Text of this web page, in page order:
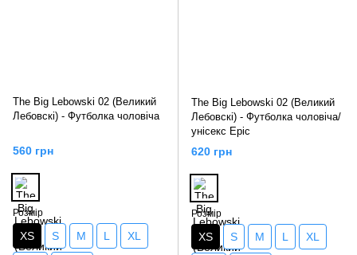
The Big Lebowski 02 (Великий
Лебовскі) - Футболка чоловіча
560 грн
Розмір
XS S M L XL
The Big Lebowski 02 (Великий
Лебовскі) - Футболка чоловіча/
унісекс Epic
620 грн
Розмір
XS S M L XL